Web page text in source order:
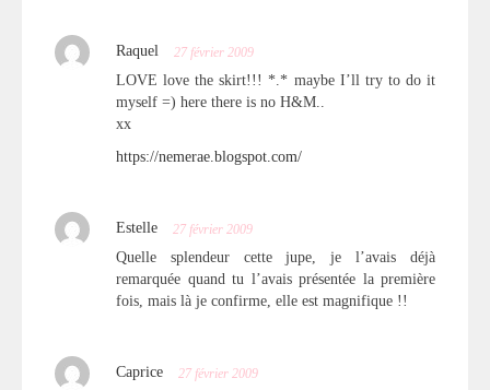
Raquel 27 février 2009
LOVE love the skirt!!! *.* maybe I’ll try to do it
myself =) here there is no H&M..
xx
https://nemerae.blogspot.com/
Estelle 27 février 2009
Quelle splendeur cette jupe, je l’avais déjà
remarquée quand tu l’avais présentée la première
fois, mais là je confirme, elle est magnifique !!
Caprice 27 février 2009